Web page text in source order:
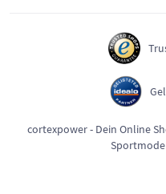
cortexpower - Dein Online